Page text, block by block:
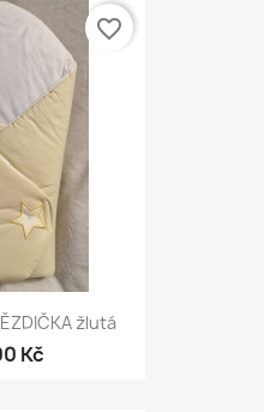
žlutá
Kč
favorite_border